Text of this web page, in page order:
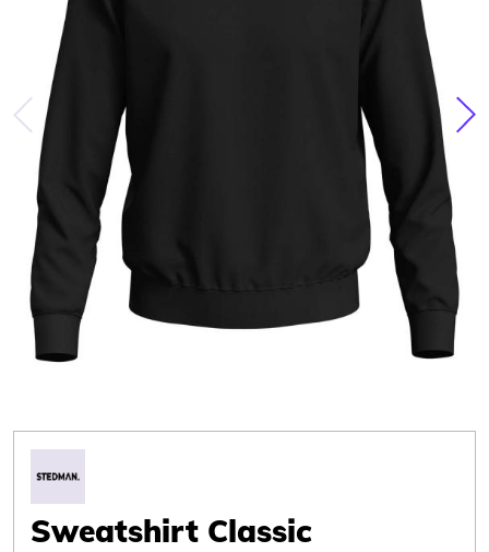
Sweatshirt Classic